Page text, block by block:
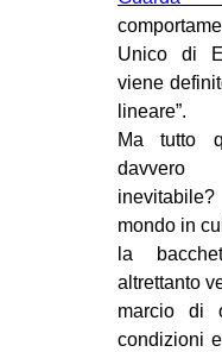
Unico di
viene
lineare”.
Ma tutto
mondo in
la
altrettanto
marcio di
condizioni